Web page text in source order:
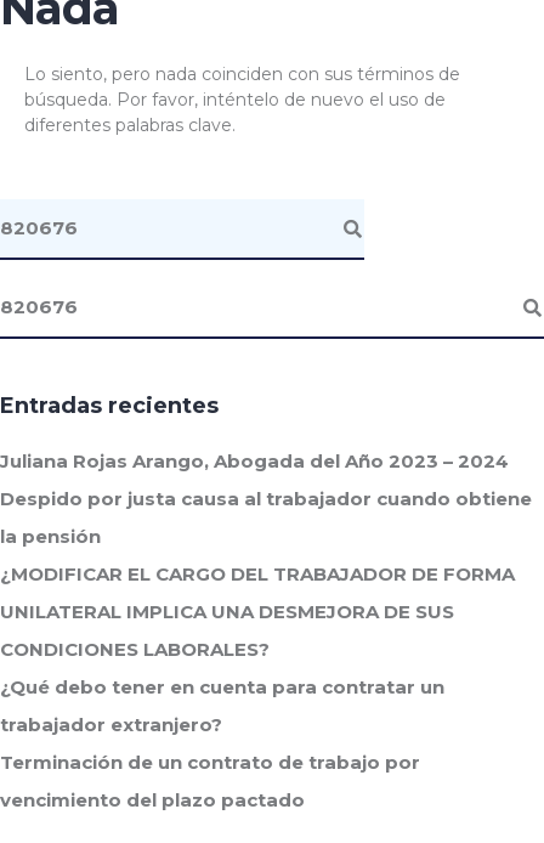
Lo siento, pero nada coinciden con sus términos de
búsqueda. Por favor, inténtelo de nuevo el uso de
diferentes palabras clave.
Entradas recientes
Juliana Rojas Arango, Abogada del Año 2023 – 2024
Despido por justa causa al trabajador cuando obtiene
la pensión
¿MODIFICAR EL CARGO DEL TRABAJADOR DE FORMA
UNILATERAL IMPLICA UNA DESMEJORA DE SUS
CONDICIONES LABORALES?
¿Qué debo tener en cuenta para contratar un
trabajador extranjero?
Terminación de un contrato de trabajo por
vencimiento del plazo pactado